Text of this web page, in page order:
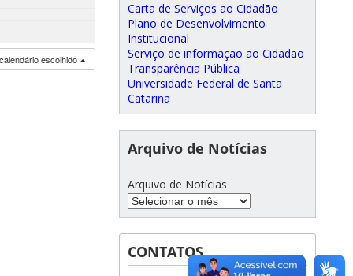
escolhido
Carta de Serviços ao Cidadão
Plano de Desenvolvimento
Institucional
Serviço de informação ao Cidadão
Transparência Pública
Universidade Federal de Santa
Catarina
Arquivo de Notícias
Arquivo de Notícias
CONTATOS